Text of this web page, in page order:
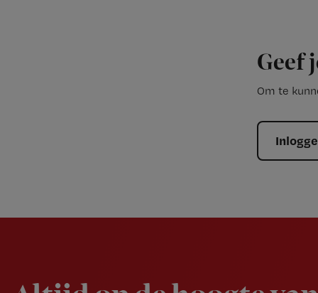
Geef
Om te